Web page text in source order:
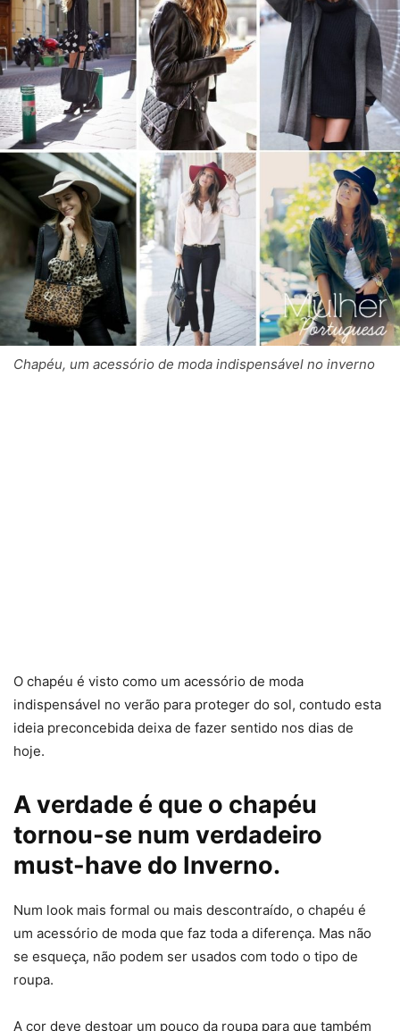
Chapéu, um acessório de moda indispensável no inverno
O chapéu é visto como um acessório de moda
indispensável no verão para proteger do sol, contudo esta
ideia preconcebida deixa de fazer sentido nos dias de
hoje.
A verdade é que o chapéu
tornou-se num verdadeiro
must-have do Inverno.
Num look mais formal ou mais descontraído, o chapéu é
um acessório de moda que faz toda a diferença. Mas não
se esqueça, não podem ser usados com todo o tipo de
roupa.
A cor deve destoar um pouco da roupa para que também